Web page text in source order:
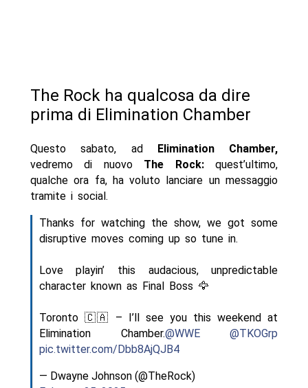
The Rock ha qualcosa da dire
prima di Elimination Chamber
Questo sabato, ad
Elimination Chamber,
vedremo di nuovo The Rock:quest’ultimo,
qualche ora fa, ha voluto lanciare un messaggio
tramite i social.
Thanks for watching the show, we got some
disruptive moves coming up so tune in.
Love playin’ this audacious, unpredictable
character known as Final Boss 🦅
Toronto 🇨🇦 – I’ll see you this weekend at
Elimination Chamber.@WWE
@TKOGrp
pic.twitter.com/Dbb8AjQJB4
— Dwayne Johnson (@TheRock)